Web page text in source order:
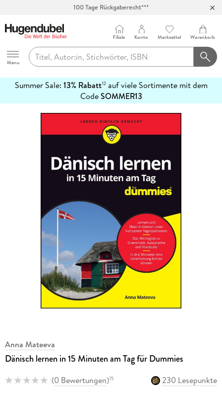
100 Tage Rückgaberecht***
Hugendubel
Menu
Filiale Konto Merkzettel Warenkorb
Summer Sale: 13% Rabatt12auf viele Sortimente mit dem
CodeSOMMER13
erfahren
Anna Mateeva
Dänisch lernen in 15 Minuten am Tag für Dummies
(0 Bewertungen)15
230 Lesepunkte